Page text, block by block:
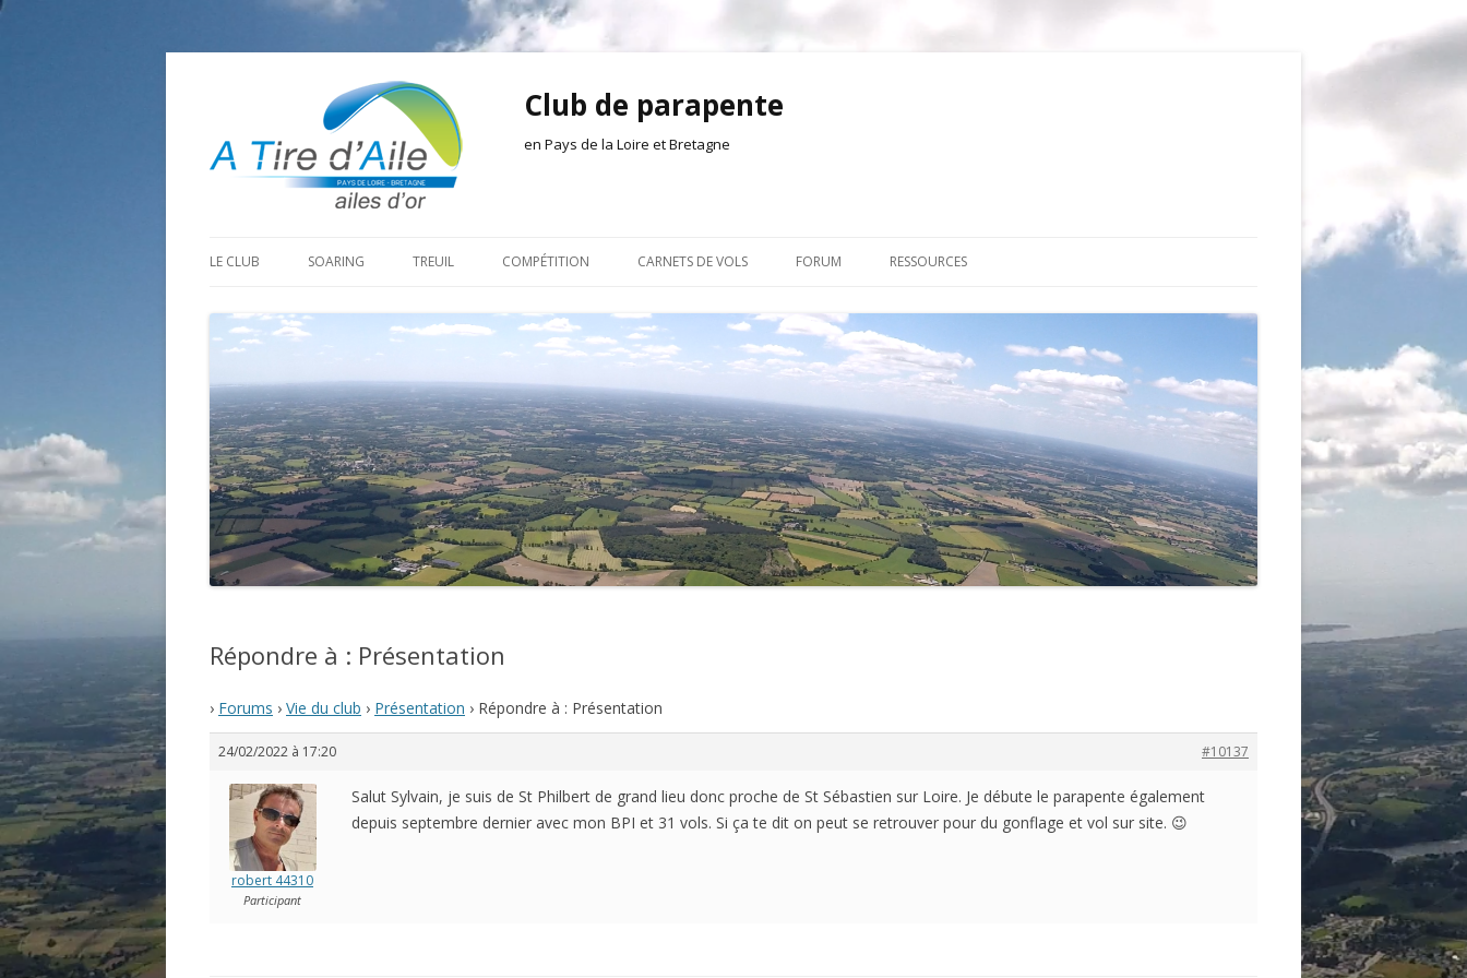
Club de parapente
en Pays de la Loire et Bretagne
au
LE CLUB
ADHÉRER
CONTACT
SOARING
LE PREDAIRE
LA BOUTINARDIÈRE
AUTRES SITES DE VOL
TREUIL
ORGANISATION DE LA SÉANCE
LE MATÉRIEL
COMPÉTITION CARNETS DE VOLS
2025
2024
2023
2022
2021
2020
2017
2015
FORUM
VIE DU CLUB
AILLEURS SUR LE WEB
ACHAT-VENTE
RESSOURCES
OUTILS
ACTEURS LOCAUX DU VOL LIBRE
VIDÉOS
Répondre à : Présentation
› Forums › Vie du club › Présentation › Répondre à : Présentation
24/02/2022 à 17:20 #10137
robert 44310
Participant
Salut Sylvain, je suis de St Philbert de grand lieu donc proche de St Sébastien sur Loire. Je débute le parapente également
depuis septembre dernier avec mon BPI et 31 vols. Si ça te dit on peut se retrouver pour du gonflage et vol sur site. 😉